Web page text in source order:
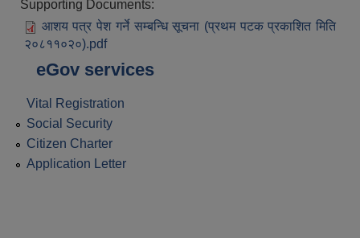
Supporting Documents:
आशय पत्र पेश गर्ने सम्बन्धि सूचना (प्रथम पटक प्रकाशित मिति
२०८११०२०).pdf
eGov services
Vital Registration
Social Security
Citizen Charter
Application Letter